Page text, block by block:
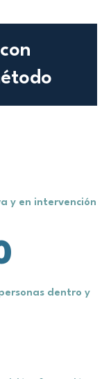
y en intervención
dentro y